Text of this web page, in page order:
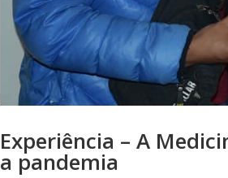
Experiência – A
a pandemia